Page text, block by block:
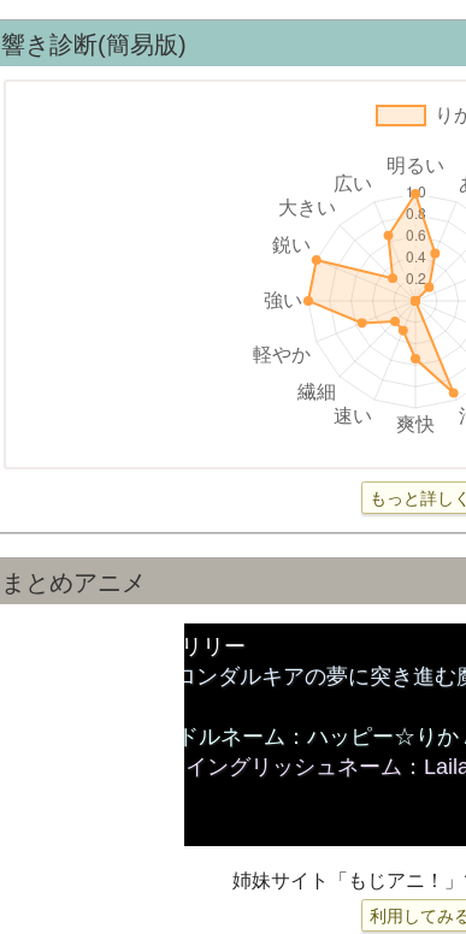
響き診断(簡易版)
もっと詳し
まとめアニメ
姉妹サイト「もじアニ！
利用してみ